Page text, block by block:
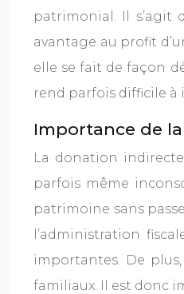
patrimonial. Il s’agit
avantage au profit
elle se fait de façon
rend parfois difficile à
Importance de
La donation
parfois même
patrimoine sans
l’administration
importantes. De
familiaux. Il est donc